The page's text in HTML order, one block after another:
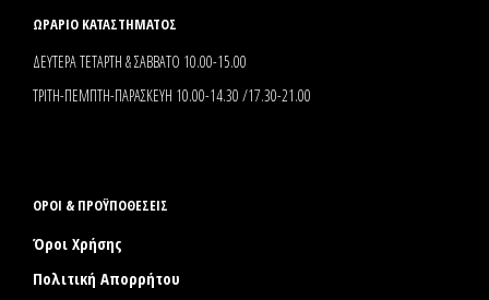
ΩΡΑΡΙΟ ΚΑΤΑΣΤΗΜΑΤΟΣ
ΔΕΥΤΕΡΑ ΤΕΤΑΡΤΗ & ΣΑΒΒΑΤΟ 10.00-15.00
ΤΡΙΤΗ-ΠΕΜΠΤΗ-ΠΑΡΑΣΚΕΥΗ 10.00-14.30 /17.30-21.00
ΟΡΟΙ & ΠΡΟΫΠΟΘΕΣΕΙΣ
Όροι Χρήσης
Πολιτική Απορρήτου